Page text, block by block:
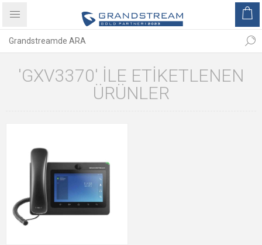
'GXV3370' ILE ETIKETLENEN
ÜRÜNLER